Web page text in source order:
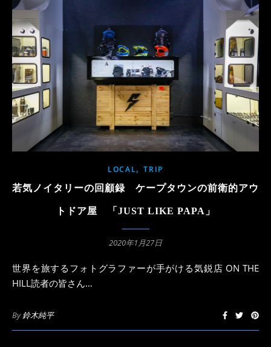
LOCAL,TRIP
若気ノイタリーの回顧録 ケープタウンの前衛的アウ
トドア屋 「JUST LIKE PAPA」
2020年1月27日
世界を旅するフォトグラファーが手がける気鋭店 ON THE
HILL読者の皆さん…
By鈴木純平